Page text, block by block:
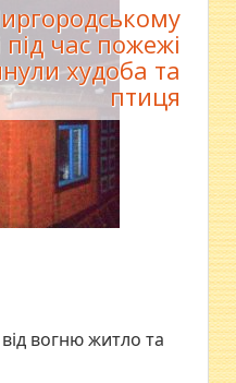
під час пожежі
худоба та
птиця
вогню житло та